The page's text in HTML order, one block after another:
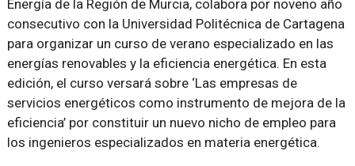
Energía de la Región de Murcia, colabora por noveno año
consecutivo con la Universidad Politécnica de Cartagena
para organizar un curso de verano especializado en las
energías renovables y la eficiencia energética. En esta
edición, el curso versará sobre ‘Las empresas de
servicios energéticos como instrumento de mejora de la
eficiencia’ por constituir un nuevo nicho de empleo para
los ingenieros especializados en materia energética.